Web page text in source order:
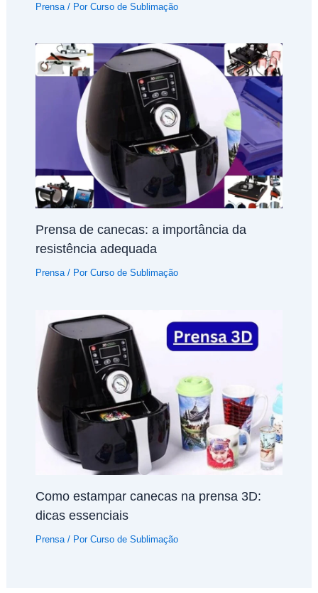
Prensa/ Por Curso de Sublimação
Prensa de canecas: a importância da
resistência adequada
Prensa/ Por Curso de Sublimação
Como estampar canecas na prensa 3D:
dicas essenciais
Prensa/ Por Curso de Sublimação